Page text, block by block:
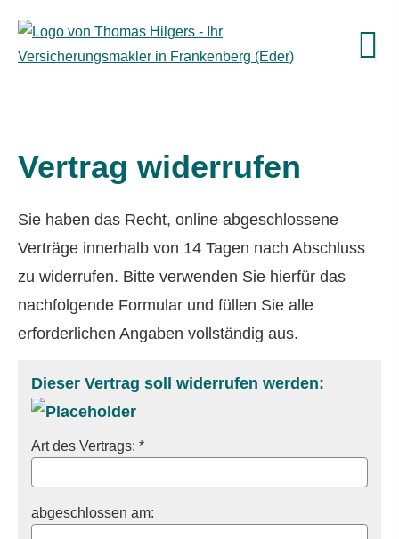
Vertrag widerrufen
Sie haben das Recht, online abgeschlossene
Verträge innerhalb von 14 Tagen nach Abschluss
zu widerrufen. Bitte verwenden Sie hierfür das
nachfolgende Formular und füllen Sie alle
erforderlichen Angaben vollständig aus.
Dieser Vertrag soll widerrufen werden:
Art des Vertrags: *
abgeschlossen am: